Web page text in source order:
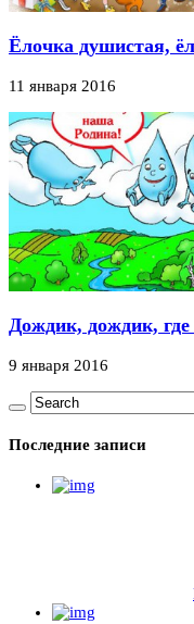
Ёлочка душистая,
11 января 2016
Дождик, дождик,
9 января 2016
Последние записи